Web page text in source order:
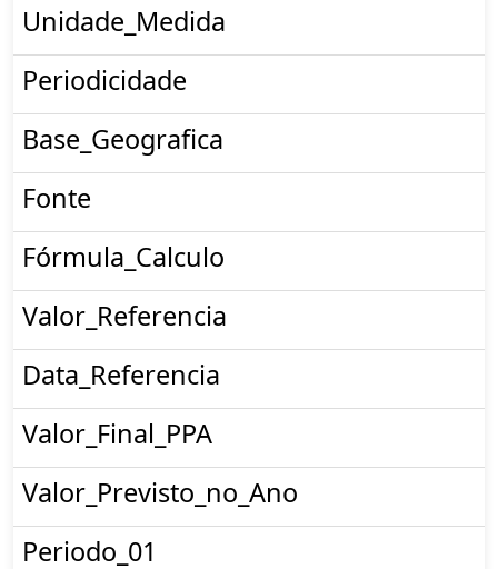
Unidade_Medida
Periodicidade
Base_Geografica
Fonte
Fórmula_Calculo
Valor_Referencia
Data_Referencia
Valor_Final_PPA
Valor_Previsto_no_Ano
Periodo_01